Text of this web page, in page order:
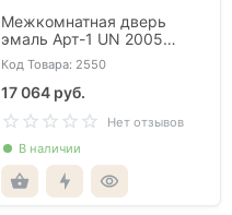
Межкомнатная дверь
эмаль Арт-1 UN 2005
глухая
Код Товара: 2550
17 064 руб.
Нет отзывов
В наличии